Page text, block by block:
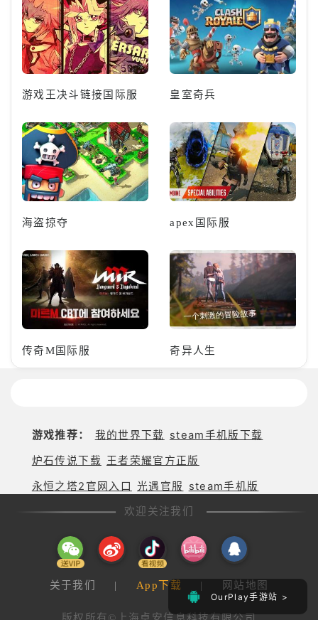
OurPlay手游站 >
游戏王决斗链接国际服 皇室奇兵
海盗掠夺 apex国际服
传奇M国际服 奇异人生
游戏推荐： 我的世界下载 steam手机版下载
炉石传说下载 王者荣耀官方正版
永恒之塔2官网入口 光遇官服
steam手机版
欢迎关注我们
关于我们 | App下载 | 网站地图